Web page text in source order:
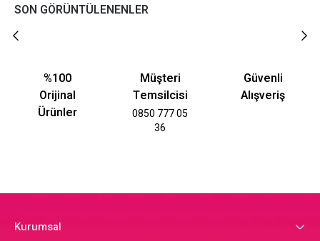
SON GÖRÜNTÜLENENLER
%100
Orijinal
Ürünler
Müşteri
Temsilcisi
0850 777 05
36
Güvenli
Alışveriş
Kurumsal